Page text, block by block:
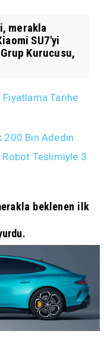
merakla
SU7'yi
Kurucusu,
Tarihe
200 Bin Adedin
Teslimiyle 3
beklenen ilk